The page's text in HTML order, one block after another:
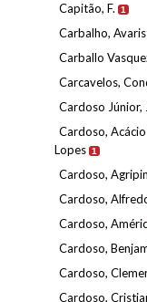
Capitão, F. 1
Carbalho,
Carballo
Carcavelos,
Cardoso Júnior,
Cardoso,
Lopes 1
Cardoso,
Cardoso,
Cardoso,
Cardoso,
Cardoso,
Cardoso,